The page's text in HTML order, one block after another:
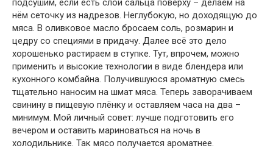
подсушим, если есть слой сальца поверху – делаем на
нём сеточку из надрезов. Неглубокую, но доходящую до
мяса. В оливковое масло бросаем соль, розмарин и
цедру со специями в придачу. Далее всё это дело
хорошенько растираем в ступке. Тут, впрочем, можно
применить и высокие технологии в виде блендера или
кухонного комбайна. Получившуюся ароматную смесь
тщательно наносим на шмат мяса. Теперь заворачиваем
свинину в пищевую плёнку и оставляем часа на два –
минимум. Мой личный совет: лучше подготовить его
вечером и оставить мариноваться на ночь в
холодильнике. Так мясо получается ароматнее.